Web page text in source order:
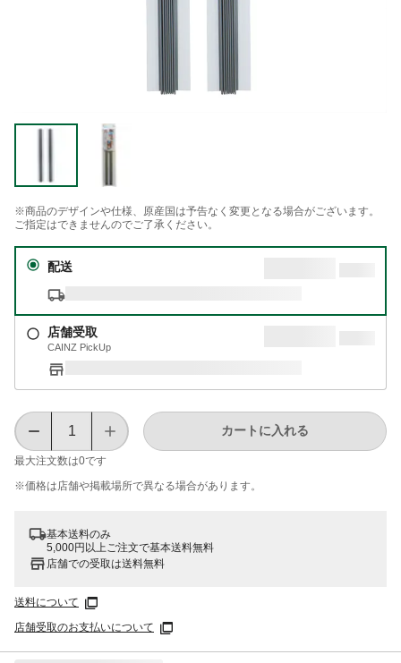
※商品のデザインや仕様、原産国は予告なく変更となる場合がございます。
ご指定はできませんのでご了承ください。
配送
店舗受取
CAINZ PickUp
最大注文数は0です
カートに入れる
※価格は​店舗や​掲載場所で​異なる​場合が​あります。
基本送料のみ
5,000円以上ご注文で基本送料無料
店舗での受取は送料無料
送料について
店舗受取のお支払いについて